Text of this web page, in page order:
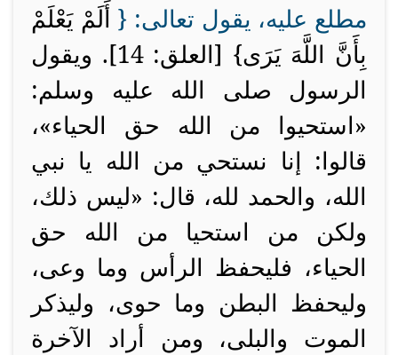
مطلع عليه، يقول تعالى: { أَلَمْ يَعْلَمْ
بِأَنَّ اللَّهَ يَرَى} [العلق: 14]. ويقول
الرسول صلى الله عليه وسلم:
«استحيوا من الله حق الحياء»،
قالوا: إنا نستحي من الله يا نبي
الله، والحمد لله، قال: «ليس ذلك،
ولكن من استحيا من الله حق
الحياء، فليحفظ الرأس وما وعى،
وليحفظ البطن وما حوى، وليذكر
الموت والبلى، ومن أراد الآخرة